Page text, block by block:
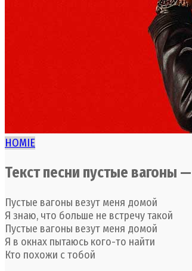
HOMIE
Текст песни пустые вагоны —
Пустые вагоны везут меня домой
Я знаю, что больше не встречу такой
Пустые вагоны везут меня домой
Я в окнах пытаюсь кого-то найти
Кто похожи с тобой